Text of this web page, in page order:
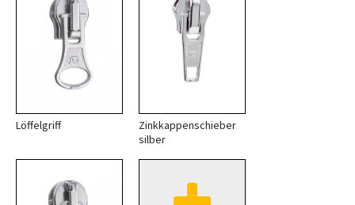
Löffelgriff
Zinkkappenschieber
silber